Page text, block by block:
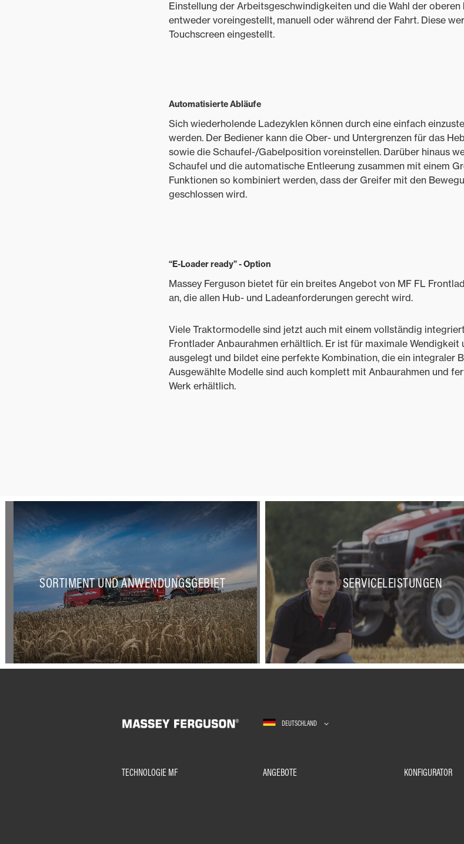
Einstellung der Arbeitsgeschwindigkeiten und die Wahl der
entweder voreingestellt, manuell oder während der Fahrt. Diese
Touchscreen eingestellt.
Automatisierte Abläufe
Sich wiederholende Ladezyklen können durch eine einfach
werden. Der Bediener kann die Ober- und Untergrenzen für das
sowie die Schaufel-/Gabelposition voreinstellen. Darüber hinaus
Schaufel und die automatische Entleerung zusammen mit einem
Funktionen so kombiniert werden, dass der Greifer mit den
geschlossen wird.
“E-Loader ready” - Option
Massey Ferguson bietet für ein breites Angebot von MF FL
an, die allen Hub- und Ladeanforderungen gerecht wird.
Viele Traktormodelle sind jetzt auch mit einem vollständig
Frontlader Anbaurahmen erhältlich. Er ist für maximale Wendigkeit
ausgelegt und bildet eine perfekte Kombination, die ein integraler
Ausgewählte Modelle sind auch komplett mit Anbaurahmen und
Werk erhältlich.
SORTIMENT UND ANWENDUNGSGEBIET SERVICELEISTUNGEN
DEUTSCHLAND
TECHNOLOGIE MF ANGEBOTE KONFIGURATOR